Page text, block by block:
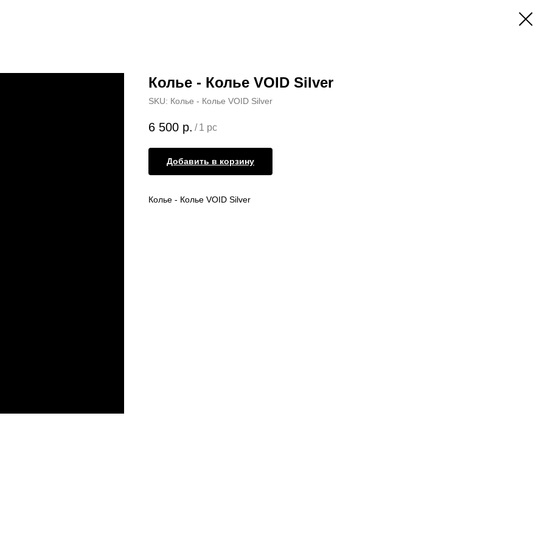
Колье - Колье VOID Silver
SKU: Колье - Колье VOID Silver
6 500 р. / 1 pc
Добавить в корзину
Колье - Колье VOID Silver